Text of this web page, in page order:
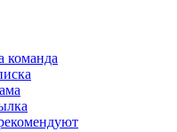
команда